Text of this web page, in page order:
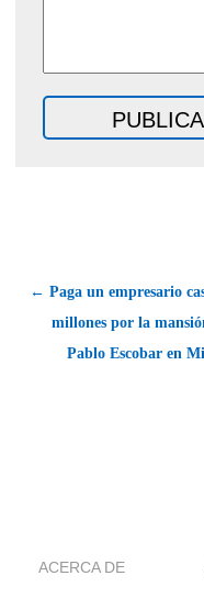
← Paga un empresario
millones por la
Pablo Escobar en
ACERCA DE